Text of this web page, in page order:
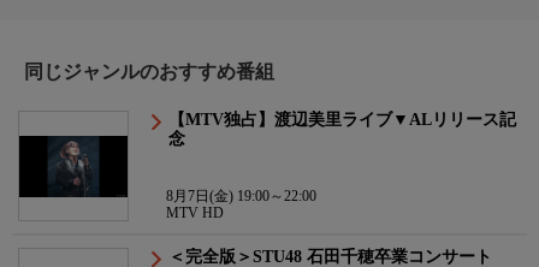
同じジャンルのおすすめ番組
【MTV独占】渡辺美里ライブ▼ALリリース記
念
8月7日(金) 19:00～22:00
MTV HD
＜完全版＞STU48 石田千穂卒業コンサート